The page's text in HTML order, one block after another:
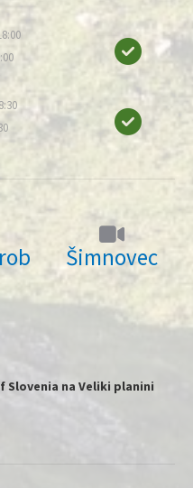
Šimnovec
Slovenia na Veliki planini